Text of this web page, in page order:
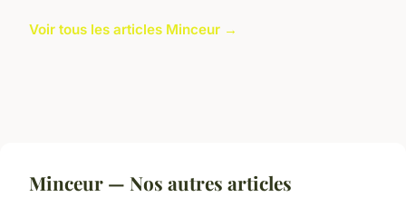
Voir tous les articles Minceur →
Minceur — Nos autres articles